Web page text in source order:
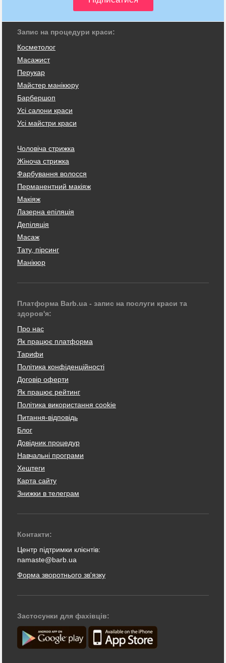
Запис на процедури краси:
Косметолог
Масажист
Перукар
Майстер манікюру
Барбершоп
Усі салони краси
Усі майстри краси
Чоловіча стрижка
Жіноча стрижка
Фарбування волосся
Перманентний макіяж
Макіяж
Лазерна епіляція
Депіляція
Масаж
Тату, пірсинг
Манікюр
Платформа Barb.ua - запис на послуги краси та
здоров'я:
Про нас
Як працює платформа
Тарифи
Політика конфіденційності
Договір оферти
Як працює рейтинг
Політика використання cookie
Питання-відповідь
Блог
Довідник процедур
Навчальні програми
Хештеги
Карта сайту
Знижки в телеграм
Контакти:
Центр підтримки клієнтів:
namaste@barb.ua
Форма зворотнього зв'язку
Застосунки для фахівців: